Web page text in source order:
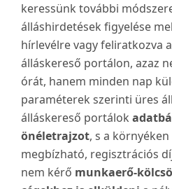
keressünk további
álláshirdetések figyelése
hírlevélre vagy feliratkozva
álláskereső portálon, azaz
órát, hanem minden nap
paraméterek szerinti üres
álláskereső portálok
önéletrajzot, s a
megbízható, regisztrációs
nem kérő munkaerő-